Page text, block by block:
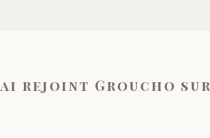
ai rejoint Groucho sur